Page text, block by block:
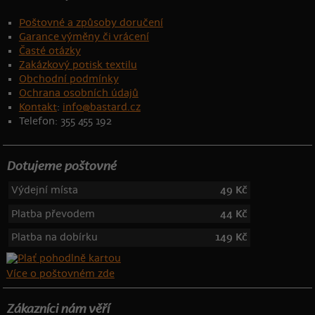
Poštovné a způsoby doručení
Garance výměny či vrácení
Časté otázky
Zakázkový potisk textilu
Obchodní podmínky
Ochrana osobních údajů
Kontakt: info@bastard.cz
Telefon: 355 455 192
Dotujeme poštovné
Výdejní místa
49 Kč
Platba převodem
44 Kč
Platba na dobírku
149 Kč
Více o poštovném zde
Zákazníci nám věří